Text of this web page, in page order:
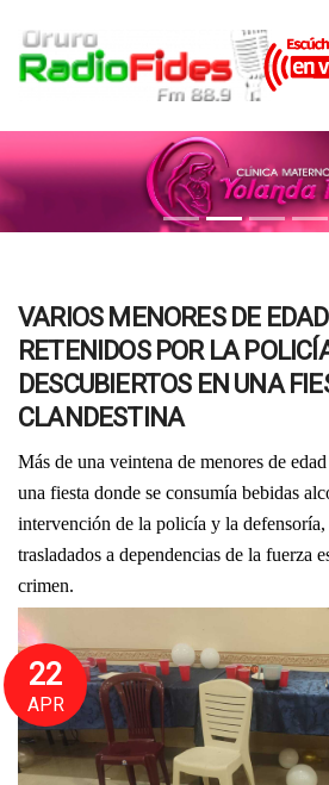
VARIOS MENORES DE
RETENIDOS POR LA
DESCUBIERTOS EN UNA
CLANDESTINA
Más de una veintena de menores de
una fiesta donde se consumía bebidas
intervención de la policía y la defensoría,
trasladados a dependencias de la fuerza
crimen.
22
APR